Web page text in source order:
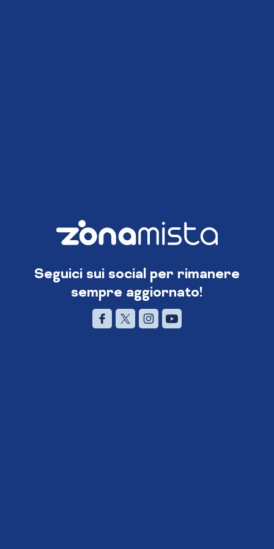
Seguici sui social per rimanere
sempre aggiornato!